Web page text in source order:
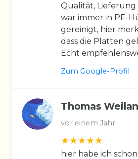
Qualität,
war immer in PE-
gereinigt, hier
dass die Platten
Echt
Zum Google-Profil
Thomas
vor einem Jahr
hier habe ich